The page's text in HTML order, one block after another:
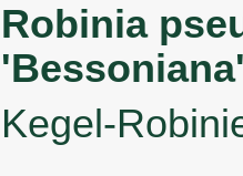
Robinia
'Bessoniana'
Kegel-